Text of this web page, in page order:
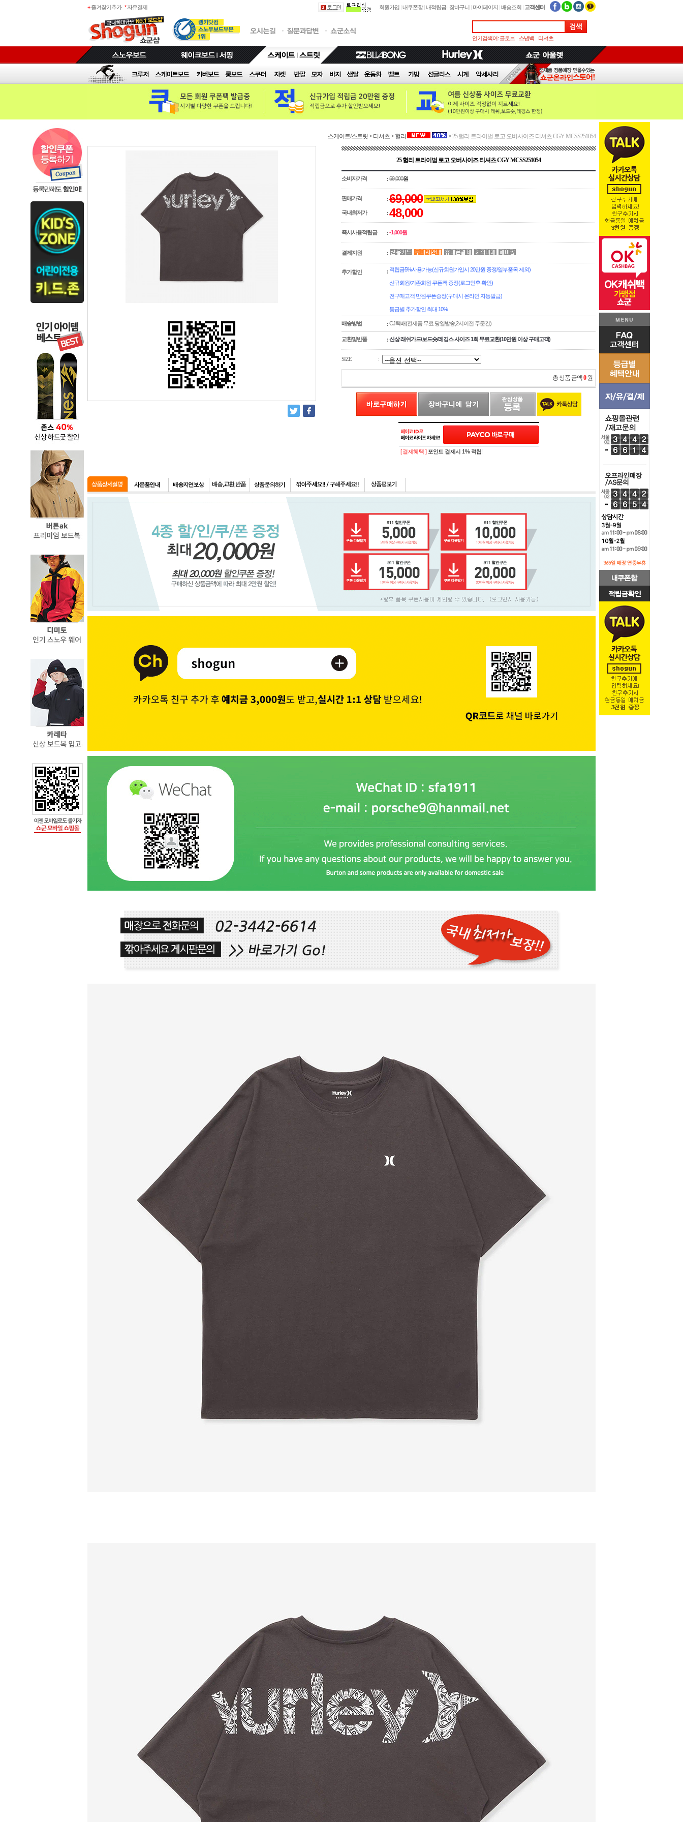
+ 즐겨찾기추가 * 자유결제 회원가입 |내쿠폰함 |내적립금 | 장바구니 | 마이페이지 |배송조회 | 고객센터
인기검색어: 글로브 스냅백 티셔츠
스케이트/스트릿> 티셔츠> 헐리 >25 헐리 트라이벌 로고 오버사이즈 티셔츠 CGY MCSS251054
25 헐리 트라이벌 로고 오버사이즈 티셔츠 CGY MCSS251054
소비자가격 :69,000원
판매가격 :69,000
국내최저가 :48,000
즉시사용적립금 :-1,000원
결제지원 :
추가할인 : 적립금5%사용가능(신규회원가입시 20만원 증정/일부품목 제외)
신규회원/기존회원 쿠폰팩 증정(로그인후 확인)
전구매고객 만원쿠폰증정(구매시 온라인 자동발급)
등급별 추가할인 최대 10%
배송방법 :CJ택배(전제품 무료 당일발송,2시이전 주문건)
교환및반품 :신상 래쉬가드/보드숏/레깅스 사이즈 1회 무료교환(10만원 이상 구매고객)
SIZE :
총 상품 금액0 원
PAYCO 바로구매
[ 결제혜택 ] 포인트 결제시 1% 적립!